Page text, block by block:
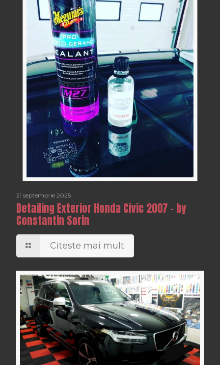
21 septembrie 2025
Detailing Exterior Honda Civic 2007 – by
Constantin Sorin
Citeste mai mult